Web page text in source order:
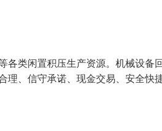
各类闲置积压生产资源。机械设备
理、信守承诺、现金交易、安全快